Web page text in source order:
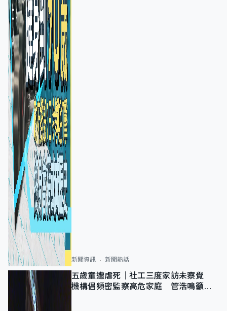
新聞資訊 新聞熱話
五歲童遭虐死｜社工三度家訪未察覺
機構倡頻密監察高危家庭 管浩鳴籲加